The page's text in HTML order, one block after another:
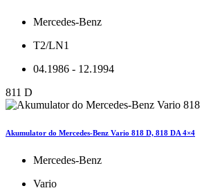
Mercedes-Benz
T2/LN1
04.1986 - 12.1994
811 D
Akumulator do Mercedes-Benz Vario 818 D, 818 DA 4×4
Mercedes-Benz
Vario